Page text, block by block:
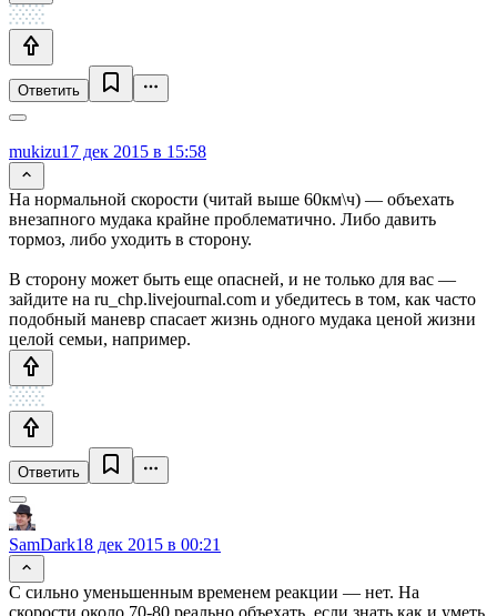
Ответить
mukizu17 дек 2015 в 15:58
На нормальной скорости (читай выше 60км\ч) — объехать
внезапного мудака крайне проблематично. Либо давить
тормоз, либо уходить в сторону.
В сторону может быть еще опасней, и не только для вас —
зайдите на ru_chp.livejournal.com и убедитесь в том, как часто
подобный маневр спасает жизнь одного мудака ценой жизни
целой семьи, например.
Ответить
SamDark18 дек 2015 в 00:21
С сильно уменьшенным временем реакции — нет. На
скорости около 70-80 реально объехать, если знать как и уметь